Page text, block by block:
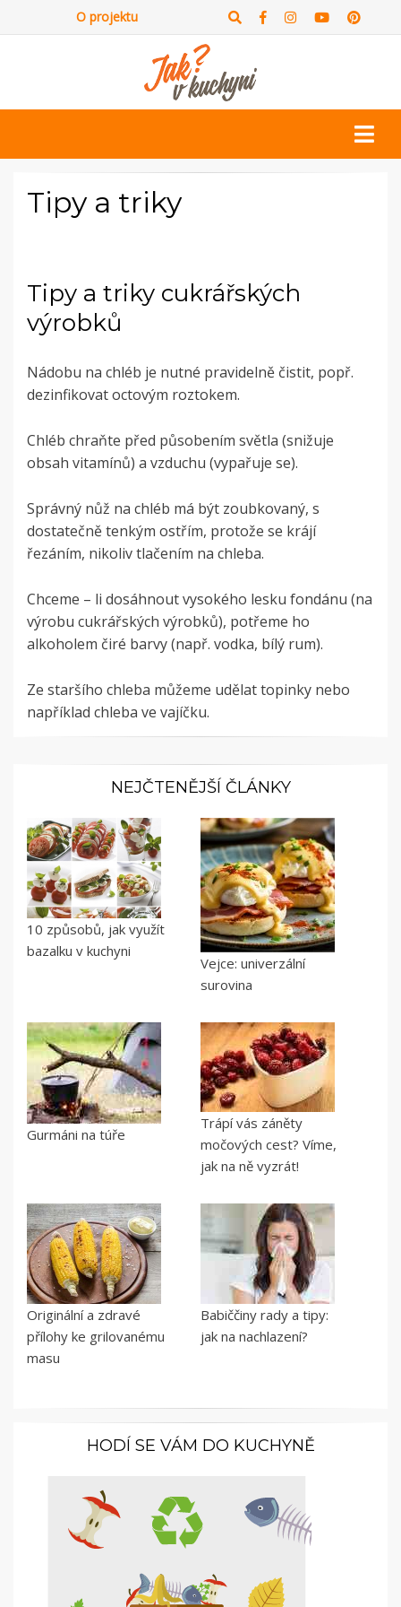
O projektu
Tipy a triky
Tipy a triky cukrářských
výrobků
Nádobu na chléb je nutné pravidelně čistit, popř.
dezinfikovat octovým roztokem.
Chléb chraňte před působením světla (snižuje
obsah vitamínů) a vzduchu (vypařuje se).
Správný nůž na chléb má být zoubkovaný, s
dostatečně tenkým ostřím, protože se krájí
řezáním, nikoliv tlačením na chleba.
Chceme – li dosáhnout vysokého lesku fondánu (na
výrobu cukrářských výrobků), potřeme ho
alkoholem čiré barvy (např. vodka, bílý rum).
Ze staršího chleba můžeme udělat topinky nebo
například chleba ve vajíčku.
NEJČTENĚJŠÍ ČLÁNKY
10 způsobů, jak využít
bazalku v kuchyni
Vejce: univerzální
surovina
Gurmáni na túře
Trápí vás záněty
močových cest? Víme,
jak na ně vyzrát!
Originální a zdravé
přílohy ke grilovanému
masu
Babiččiny rady a tipy:
jak na nachlazení?
HODÍ SE VÁM DO KUCHYNĚ